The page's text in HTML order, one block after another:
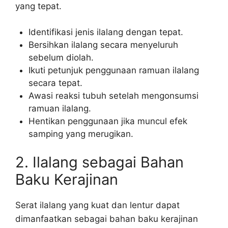
yang tepat.
Identifikasi jenis ilalang dengan tepat.
Bersihkan ilalang secara menyeluruh
sebelum diolah.
Ikuti petunjuk penggunaan ramuan ilalang
secara tepat.
Awasi reaksi tubuh setelah mengonsumsi
ramuan ilalang.
Hentikan penggunaan jika muncul efek
samping yang merugikan.
2. Ilalang sebagai Bahan
Baku Kerajinan
Serat ilalang yang kuat dan lentur dapat
dimanfaatkan sebagai bahan baku kerajinan